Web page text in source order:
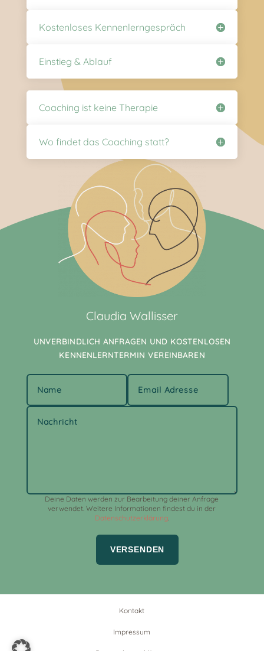
Kostenloses Kennenlerngespräch
Einstieg & Ablauf
Coaching ist keine Therapie
Wo findet das Coaching statt?
Claudia Wallisser
UNVERBINDLICH ANFRAGEN UND KOSTENLOSEN
KENNENLERNTERMIN VEREINBAREN
Deine Daten werden zur Bearbeitung deiner Anfrage
verwendet. Weitere Informationen findest du in der
Datenschutzerklärung.
VERSENDEN
Alternative:
Kontakt
Impressum